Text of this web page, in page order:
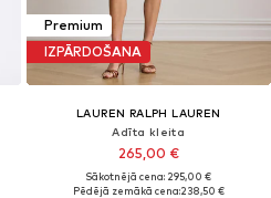
Premium
IZPĀRDOŠANA
LAUREN RALPH LAUREN
Adīta kleita
265,00 €
Sākotnējā cena: 295,00 €
Pēdējā zemākā cena:238,50 €